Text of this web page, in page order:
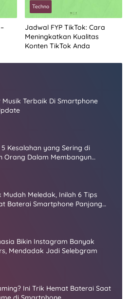
Techno
Jadwal FYP TikTok: Cara
Meningkatkan Kualitas
Konten TikTok Anda
Musik Terbaik Di Smartphone
5 Kesalahan yang Sering di
Orang Dalam Membangun
Mudah Meledak, Inilah 6 Tips
Baterai Smartphone Panjang
Bikin Instagram Banyak
Mendadak Jadi Selebgram
Ini Trik Hemat Baterai Saat